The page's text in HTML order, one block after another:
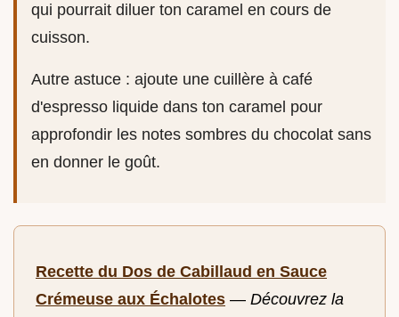
qui pourrait diluer ton caramel en cours de
cuisson.
Autre astuce : ajoute une cuillère à café
d'espresso liquide dans ton caramel pour
approfondir les notes sombres du chocolat sans
en donner le goût.
Recette du Dos de Cabillaud en Sauce
Crémeuse aux Échalotes — Découvrez la